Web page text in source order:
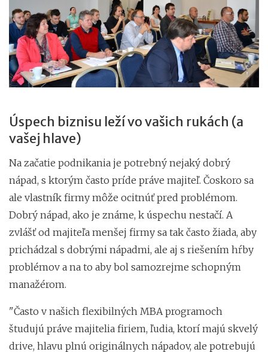
Úspech biznisu leží vo vašich rukách (a
vašej hlave)
Na začatie podnikania je potrebný nejaký dobrý
nápad, s ktorým často príde práve majiteľ. Čoskoro sa
ale vlastník firmy môže ocitnúť pred problémom.
Dobrý nápad, ako je známe, k úspechu nestačí. A
zvlášť od majiteľa menšej firmy sa tak často žiada, aby
prichádzal s dobrými nápadmi, ale aj s riešením hŕby
problémov a na to aby bol samozrejme schopným
manažérom.
"Často v našich flexibilných MBA programoch
študujú práve majitelia firiem, ľudia, ktorí majú skvelý
drive, hlavu plnú originálnych nápadov, ale potrebujú